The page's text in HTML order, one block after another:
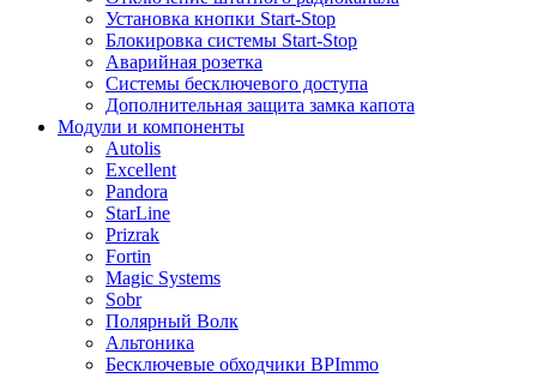
Установка кнопки Start-Stop
Блокировка системы Start-Stop
Аварийная розетка
Системы бесключевого доступа
Дополнительная защита замка капота
Модули и компоненты
Autolis
Excellent
Pandora
StarLine
Prizrak
Fortin
Magic Systems
Sobr
Полярный Волк
Альтоника
Бесключевые обходчики BPImmo